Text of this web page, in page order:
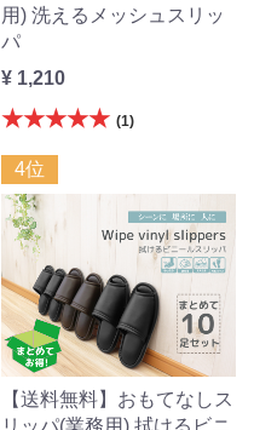
用) 洗えるメッシュスリッ
パ
¥ 1,210
★★★★★ (1)
4位
【送料無料】おもてなしス
リッパ(業務用) 拭けるビニ